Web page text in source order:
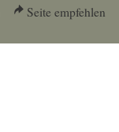
Seite empfehlen